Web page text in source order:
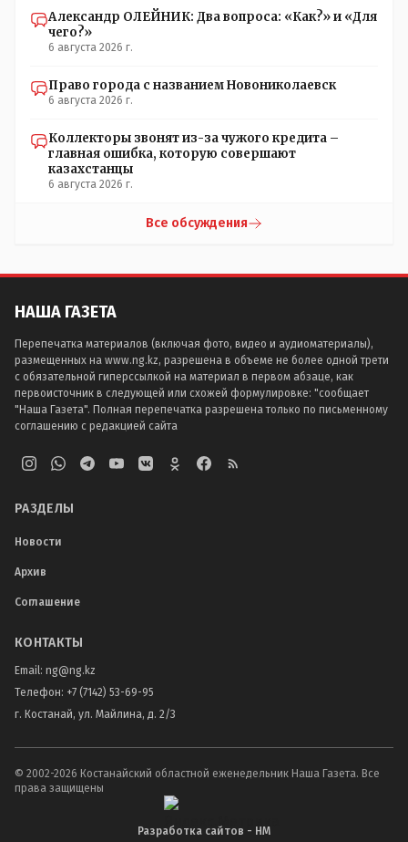
они найдутся.
Александр ОЛЕЙНИК: Два вопроса: «Как?» и «Для
чего?»
6 августа 2026 г.
Право города с названием Новониколаевск
6 августа 2026 г.
Коллекторы звонят из-за чужого кредита –
главная ошибка, которую совершают
казахстанцы
6 августа 2026 г.
Все обсуждения
НАША ГАЗЕТА
Перепечатка материалов (включая фото, видео и аудиоматериалы),
размещенных на www.ng.kz, разрешена в объеме не более одной трети
с обязательной гиперссылкой на материал в первом абзаце, как
первоисточник в следующей или схожей формулировке: "сообщает
"Наша Газета". Полная перепечатка разрешена только по письменному
соглашению с редакцией сайта
РАЗДЕЛЫ
Новости
Архив
Соглашение
КОНТАКТЫ
Email: ng@ng.kz
Телефон: +7 (7142) 53-69-95
г. Костанай, ул. Майлина, д. 2/3
© 2002-2026 Костанайский областной еженедельник Наша Газета. Все
права защищены
Разработка сайтов - НМ